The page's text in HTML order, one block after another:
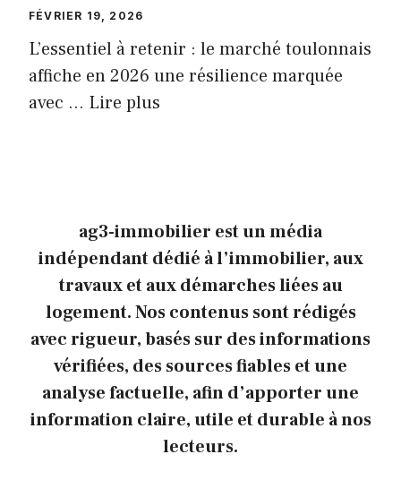
FÉVRIER 19, 2026
L’essentiel à retenir : le marché toulonnais
affiche en 2026 une résilience marquée
avec ... Lire plus
ag3-immobilier est un média
indépendant dédié à l’immobilier, aux
travaux et aux démarches liées au
logement. Nos contenus sont rédigés
avec rigueur, basés sur des informations
vérifiées, des sources fiables et une
analyse factuelle, afin d’apporter une
information claire, utile et durable à nos
lecteurs.